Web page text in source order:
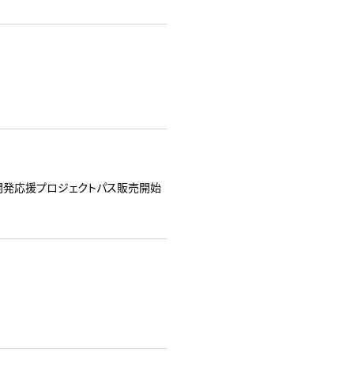
応援プロジェクトパス販売開始